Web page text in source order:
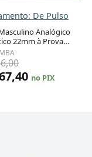
De Pulso
Analógico
22mm à Prova
Pulseira de Silicone,
TB 8208SGLZ,
no PIX